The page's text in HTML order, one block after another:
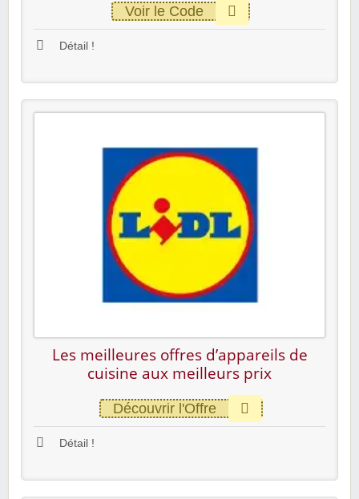
Voir le Code
Détail !
Les meilleures offres d’appareils de
cuisine aux meilleurs prix
Découvrir l'Offre
Détail !